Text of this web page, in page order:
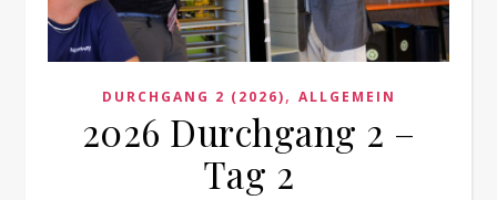
DURCHGANG 2 (2026), ALLGEMEIN
2026 Durchgang 2 –
Tag 2